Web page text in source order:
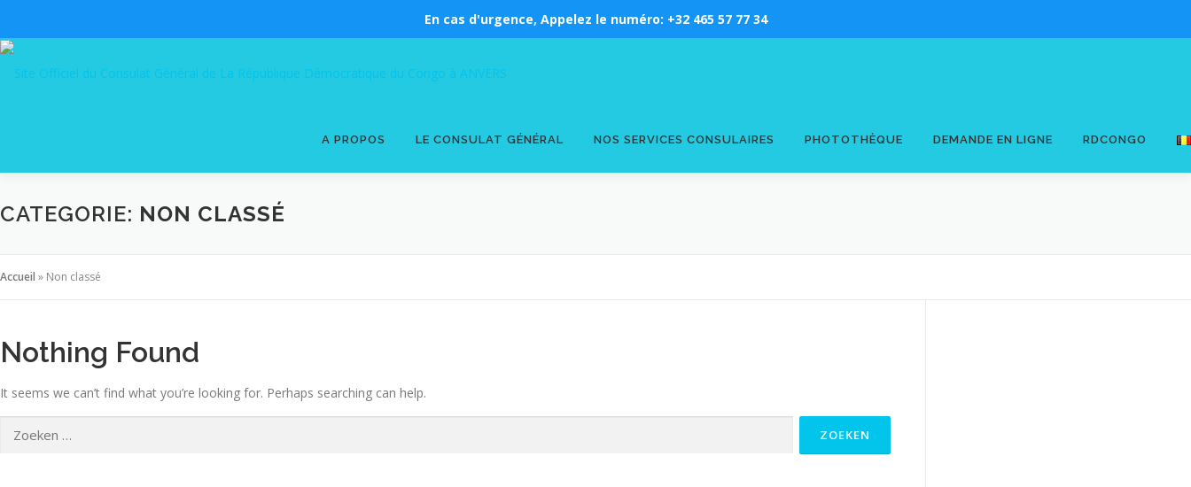
En cas d'urgence, Appelez le numéro: +32 465 57 77 34
Skip
A PROPOS LE CONSULAT GÉNÉRAL NOS SERVICES CONSULAIRES PHOTOTHÈQUE DEMANDE EN LIGNE RDCONGO
CATEGORIE: NON CLASSÉ
Accueil » Non classé
Nothing Found
It seems we can’t find what you’re looking for. Perhaps searching can help.
naar: